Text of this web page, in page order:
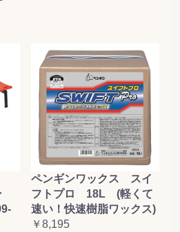
ペンギンワックス スイ
フトプロ 18L (軽くて
速い！快速樹脂ワックス)
￥8,195